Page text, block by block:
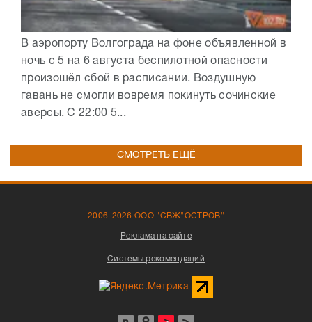
В аэропорту Волгограда на фоне объявленной в
ночь с 5 на 6 августа беспилотной опасности
произошёл сбой в расписании. Воздушную
гавань не смогли вовремя покинуть сочинские
аверсы. С 22:00 5...
СМОТРЕТЬ ЕЩЁ
2006-2026 ООО "СВЖ"ОСТРОВ"
Реклама на сайте
Системы рекомендаций